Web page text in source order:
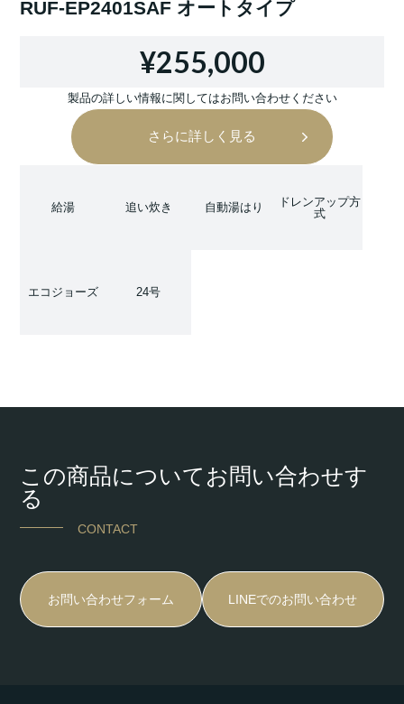
RUF-EP2401SAF オートタイプ
¥255,000
製品の詳しい情報に関してはお問い合わせください
さらに詳しく見る
給湯 追い炊き 自動湯はり
ドレンアップ方
式
エコジョーズ 24号
この商品についてお問い合わせす
る
CONTACT
お問い合わせフォーム LINEでのお問い合わせ